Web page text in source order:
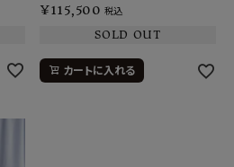
¥115,500 税込
SOLD OUT
カートに入れる